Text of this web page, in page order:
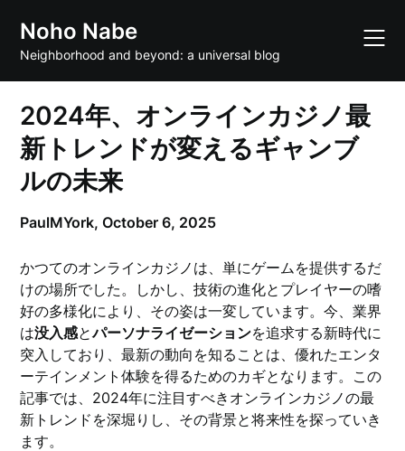
content
Noho Nabe
Neighborhood and beyond: a universal blog
2024年、オンラインカジノ最
新トレンドが変えるギャンブ
ルの未来
PaulMYork,October 6, 2025
かつてのオンラインカジノは、単にゲームを提供するだ
けの場所でした。しかし、技術の進化とプレイヤーの嗜
好の多様化により、その姿は一変しています。今、業界
は没入感とパーソナライゼーションを追求する新時代に
突入しており、最新の動向を知ることは、優れたエンタ
ーテインメント体験を得るためのカギとなります。この
記事では、2024年に注目すべきオンラインカジノの最
新トレンドを深堀りし、その背景と将来性を探っていき
ます。